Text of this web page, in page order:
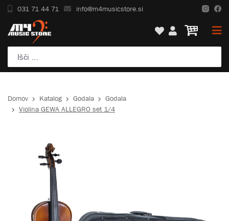
031 71 44 71 info@m4musicstore.si
Domov Katalog Godala
Godala
Violina GEWA ALLEGRO set 1/4